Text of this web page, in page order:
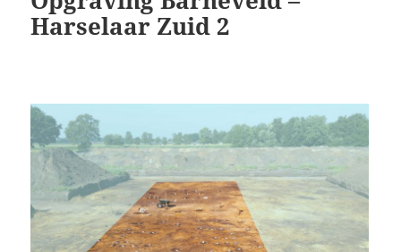
Harselaar Zuid 2